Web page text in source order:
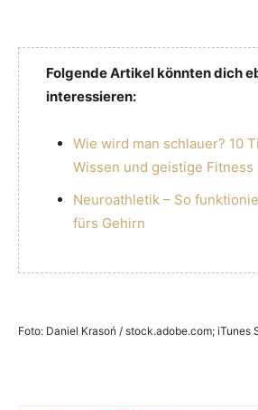
Folgende Artikel könnten dich
interessieren:
Wie wird man schlauer? 10
Wissen und geistige Fitness
Neuroathletik – So
fürs Gehirn
Foto: Daniel Krasoń / stock.adobe.com; iTunes